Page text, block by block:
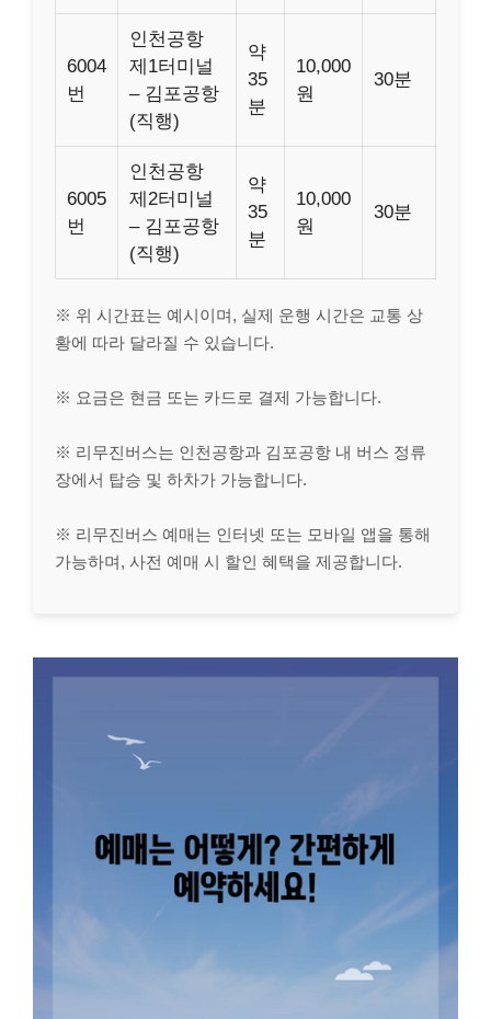
6004
번
인천공항
제1터미널
– 김포공항
(직행)
약
35
분
10,000
원
30분
6005
번
인천공항
제2터미널
– 김포공항
(직행)
약
35
분
10,000
원
30분
※ 위 시간표는 예시이며, 실제 운행 시간은 교통 상
황에 따라 달라질 수 있습니다.
※ 요금은 현금 또는 카드로 결제 가능합니다.
※ 리무진버스는 인천공항과 김포공항 내 버스 정류
장에서 탑승 및 하차가 가능합니다.
※ 리무진버스 예매는 인터넷 또는 모바일 앱을 통해
가능하며, 사전 예매 시 할인 혜택을 제공합니다.